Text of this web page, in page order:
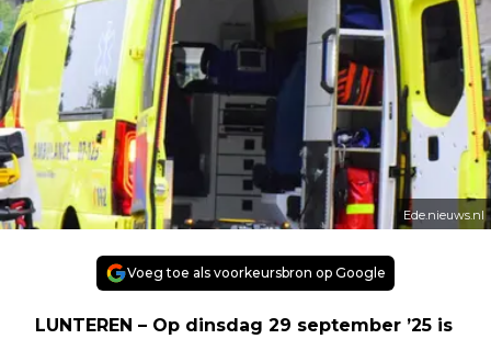
Ede.nieuws.nl
Voeg toe als voorkeursbron op Google
LUNTEREN – Op dinsdag 29 september ’25 is